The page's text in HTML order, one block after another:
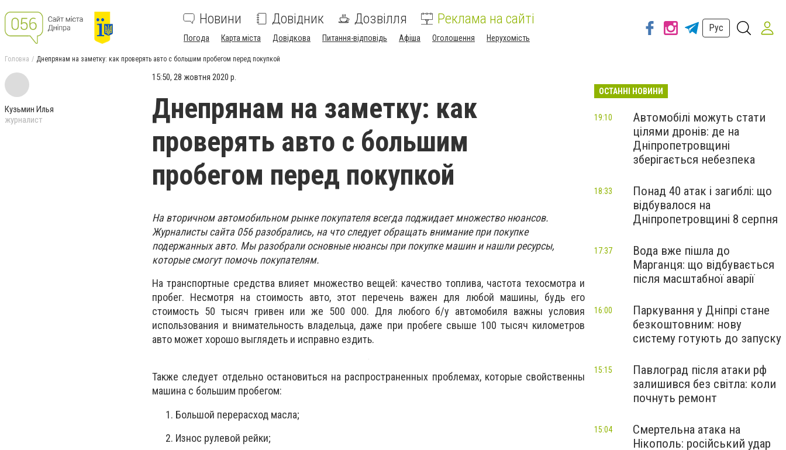
Новини Довідник Дозвілля Реклама на сайті
Погода Карта міста Довідкова Питання-відповідь Афіша Оголошення Нерухомість
Рус
Головна Днепрянам на заметку: как проверять авто с большим пробегом перед покупкой
Кузьмин Илья
журналист
15:50, 28 жовтня 2020 р.
Днепрянам на заметку: как
проверять авто с большим
пробегом перед покупкой
На вторичном автомобильном рынке покупателя всегда поджидает множество нюансов.
Журналисты сайта 056 разобрались, на что следует обращать внимание при покупке
подержанных авто. Мы разобрали основные нюансы при покупке машин и нашли ресурсы,
которые смогут помочь покупателям.
На транспортные средства влияет множество вещей: качество топлива, частота техосмотра и
пробег. Несмотря на стоимость авто, этот перечень важен для любой машины, будь его
стоимость 50 тысяч гривен или же 500 000. Для любого б/у автомобиля важны условия
использования и внимательность владельца, даже при пробеге свыше 100 тысяч километров
авто может хорошо выглядеть и исправно ездить.
Также следует отдельно остановиться на распространенных проблемах, которые свойственны
машина с большим пробегом:
Большой перерасход масла;
Износ рулевой рейки;
ОСТАННІ НОВИНИ
Автомобілі можуть стати
цілями дронів: де на
Дніпропетровщині
зберігається небезпека
19:10
Понад 40 атак і загиблі: що
відбувалося на
Дніпропетровщині 8 серпня
18:33
Вода вже пішла до
Марганця: що відбувається
після масштабної аварії
17:37
Паркування у Дніпрі стане
безкоштовним: нову
систему готують до запуску
16:00
Павлоград після атаки рф
залишився без світла: коли
почнуть ремонт
15:15
Смертельна атака на
Нікополь: російський удар
15:04